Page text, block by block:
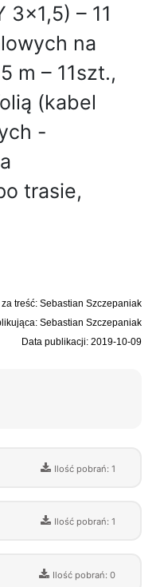
– 11
na
m – 11szt.,
(kabel
-
trasie,
treść: Sebastian Szczepaniak
Sebastian Szczepaniak
Data publikacji: 2019-10-09
Ilość pobrań: 1
Ilość pobrań: 1
Ilość pobrań: 0